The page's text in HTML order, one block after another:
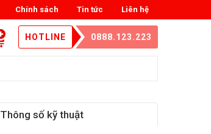
Liên hệ
Tin tức
Chính sách
HOTLINE 0888.123.223
Thông số kỹ thuật